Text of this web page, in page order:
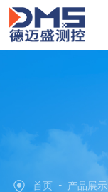
首页 - 产品展示